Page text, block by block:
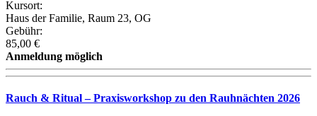
Kursort:
Haus der Familie, Raum 23, OG
Gebühr:
85,00 €
Anmeldung möglich
Rauch & Ritual – Praxisworkshop zu den Rauhnächten 2026